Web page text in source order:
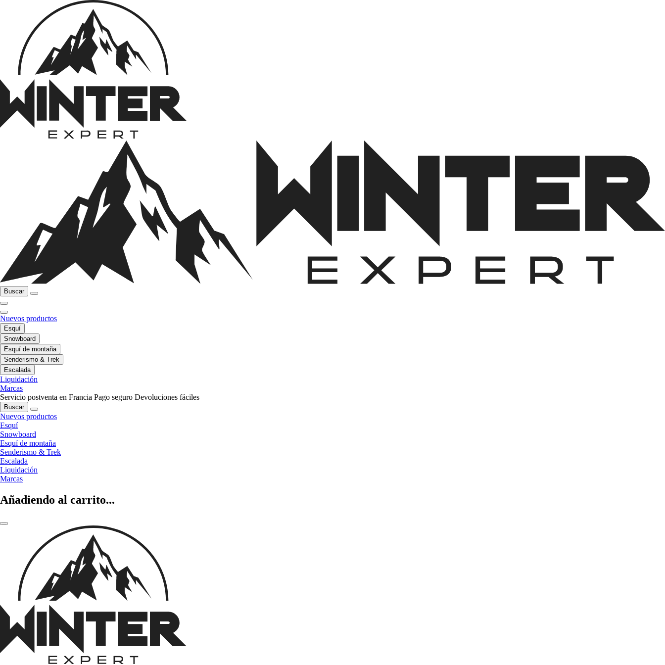
Buscar
Nuevos productos
Esquí
Snowboard
Esquí de montaña
Senderismo & Trek
Escalada
Liquidación
Marcas
Servicio postventa en Francia Pago seguro Devoluciones fáciles
Buscar
Nuevos productos
Esquí
Snowboard
Esquí de montaña
Senderismo & Trek
Escalada
Liquidación
Marcas
Añadiendo al carrito...